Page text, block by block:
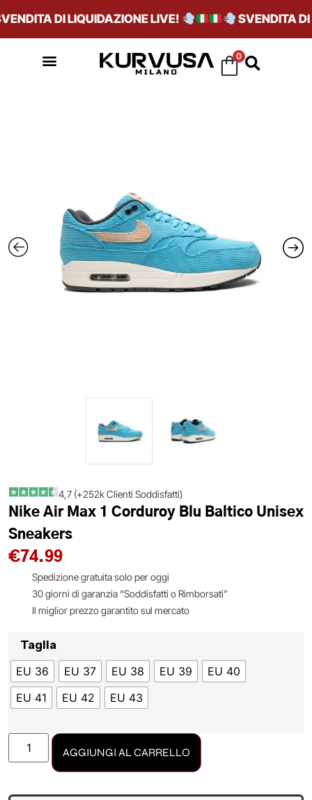
DI LIQUIDAZIONE LIVE! SVENDITA DI
0
4,7 (+252k Clienti Soddisfatti)
Nike Air Max 1 Corduroy Blu Baltico Unisex
Sneakers
€74.99
Spedizione gratuita solo per oggi
30 giorni di garanzia “Soddisfatti o Rimborsati”
Il miglior prezzo garantito sul mercato
Taglia
EU 36
EU 37 EU 38 EU 39
EU 40
EU 41
EU 42 EU 43
AGGIUNGI AL CARRELLO